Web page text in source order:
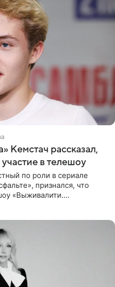
Кемстач рассказал,
в телешоу
по роли в сериале
признался, что
«Выживалити.